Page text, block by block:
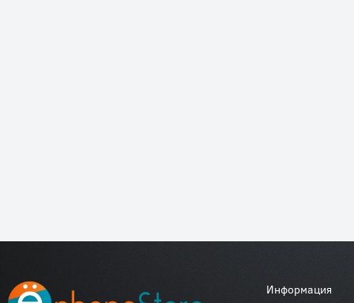
Информация